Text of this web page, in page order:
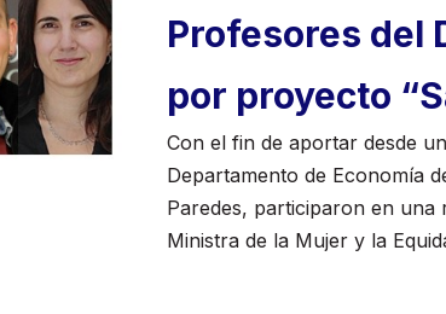
Profesores del
por proyecto
Con el fin de aportar desde
Departamento de Economía
Paredes, participaron en
Ministra de la Mujer y la